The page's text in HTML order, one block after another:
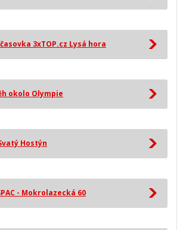
3xTOP.cz Lysá hora
okolo Olympie
Hostýn
- Mokrolazecká 60